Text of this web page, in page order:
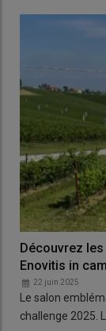
Découvrez
Enovitis in
22 juin 2025
Le salon
challenge 2025.